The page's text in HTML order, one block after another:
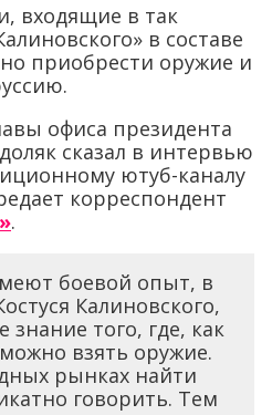
входящие в так
в составе
приобрести оружие и
офиса президента
сказал в интервью
ютуб-каналу
корреспондент
.
боевой опыт, в
Калиновского,
того, где, как
взять оружие.
рынках найти
говорить. Тем